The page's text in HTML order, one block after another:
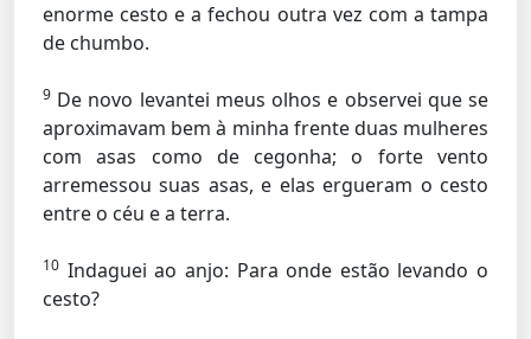
enorme cesto e a fechou outra vez com a tampa
de chumbo.
9 De novo levantei meus olhos e observei que se
aproximavam bem à minha frente duas mulheres
com asas como de cegonha; o forte vento
arremessou suas asas, e elas ergueram o cesto
entre o céu e a terra.
10 Indaguei ao anjo: Para onde estão levando o
cesto?